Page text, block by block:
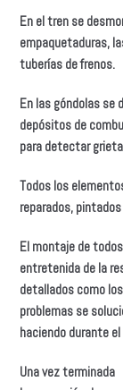
En el tren se
empaquetaduras,
tuberías de frenos.
En las góndolas se
depósitos de
para detectar
Todos los
reparados,
El montaje de
entretenida de la
detallados como
problemas se
haciendo durante
Una vez terminada